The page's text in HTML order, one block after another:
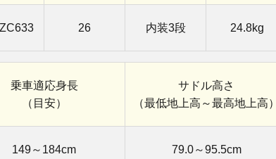
26 内装3段 24.8kg
乗車適応身長
（目安）
サドル高さ
（最低地上高～最高地上高）
149～184cm 79.0～95.5cm